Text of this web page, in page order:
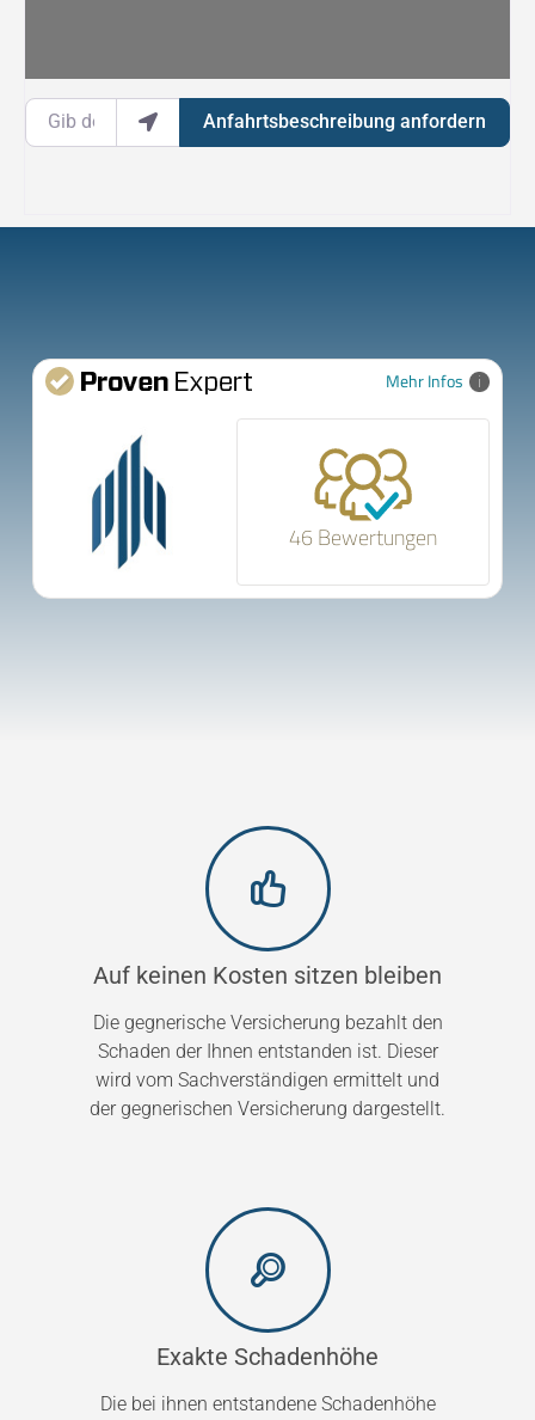
Gib deinen Standort ein.
Anfahrtsbeschreibung anfordern
Mehr Infos
46 Bewertungen
Auf keinen Kosten sitzen bleiben
Die gegnerische Versicherung bezahlt den
Schaden der Ihnen entstanden ist. Dieser
wird vom Sachverständigen ermittelt und
der gegnerischen Versicherung dargestellt.
Exakte Schadenhöhe
Die bei ihnen entstandene Schadenhöhe